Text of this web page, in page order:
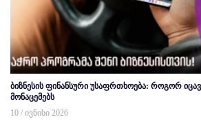
ბიზნესის ფინანსური უსაფრთხოება: როგორ
მონაცემებს
10 / ივნისი 2026